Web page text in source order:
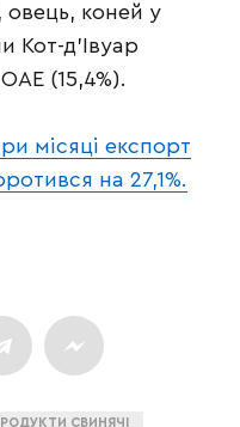
овець, коней у
Кот-д’Івуар
(15,4%).
місяці експорт
на 27,1%.
СВИНЯЧІ